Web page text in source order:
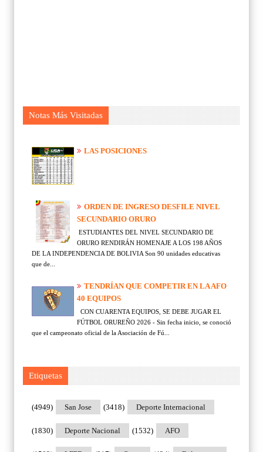
Notas Más Visitadas
LAS POSICIONES
ORDEN DE INGRESO DESFILE NIVEL
SECUNDARIO ORURO
ESTUDIANTES DEL NIVEL SECUNDARIO DE
ORURO RENDIRÁN HOMENAJE A LOS 198 AÑOS
DE LA INDEPENDENCIA DE BOLIVIA Son 90 unidades educativas
que de...
TENDRÍAN QUE COMPETIR EN LA AFO
40 EQUIPOS
CON CUARENTA EQUIPOS, SE DEBE JUGAR EL
FÚTBOL ORUREÑO 2026 - Sin fecha inicio, se conoció
que el campeonato oficial de la Asociación de Fú...
Etiquetas
San Jose
(4949) Deporte Internacional
(3418)
Deporte Nacional
(1830) AFO
(1532)